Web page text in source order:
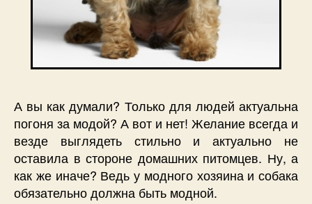
А вы как думали? Только для людей актуальна
погоня за модой? А вот и нет! Желание всегда и
везде выглядеть стильно и актуально не
оставила в стороне домашних питомцев. Ну, а
как же иначе? Ведь у модного хозяина и собака
обязательно должна быть модной.